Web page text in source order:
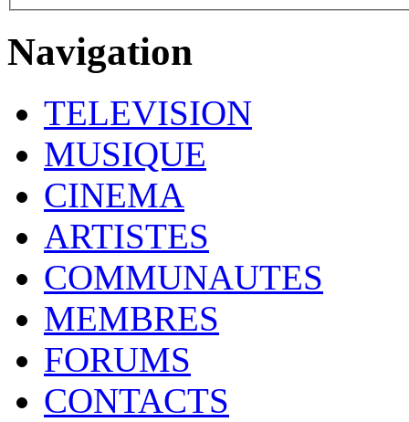
Navigation
TELEVISION
MUSIQUE
CINEMA
ARTISTES
COMMUNAUTES
MEMBRES
FORUMS
CONTACTS